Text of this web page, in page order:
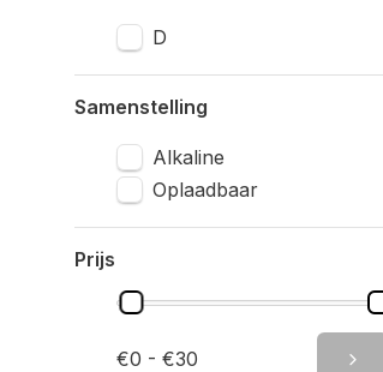
D
Samenstelling
Alkaline
Oplaadbaar
Prijs
€0 - €30